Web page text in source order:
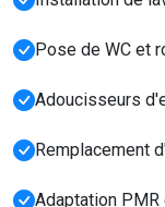
Pose de WC et
Adoucisseurs
Remplacement
Adaptation